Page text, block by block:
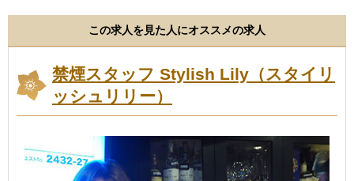
この求人を見た人にオススメの求人
禁煙スタッフ Stylish Lily（スタイリ
ッシュリリー）